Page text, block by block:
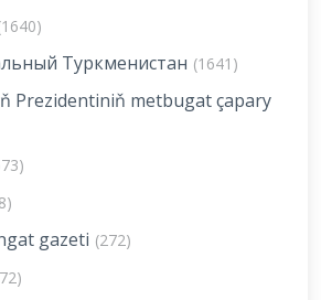
Туркменистан (1641)
Prezidentiniň metbugat çapary
gazeti (272)